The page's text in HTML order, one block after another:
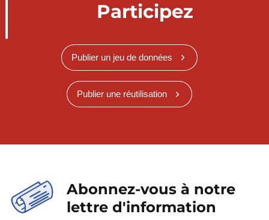
Participez
Publier un jeu de données
Publier une réutilisation
Abonnez-vous à notre
lettre d'information